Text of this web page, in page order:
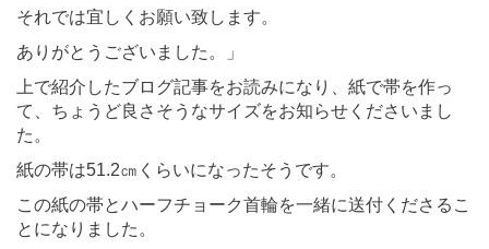
それでは宜しくお願い致します。
ありがとうございました。」
上で紹介したブログ記事をお読みになり、紙で帯を作っ
て、ちょうど良さそうなサイズをお知らせくださいまし
た。
紙の帯は51.2㎝くらいになったそうです。
この紙の帯とハーフチョーク首輪を一緒に送付くださるこ
とになりました。